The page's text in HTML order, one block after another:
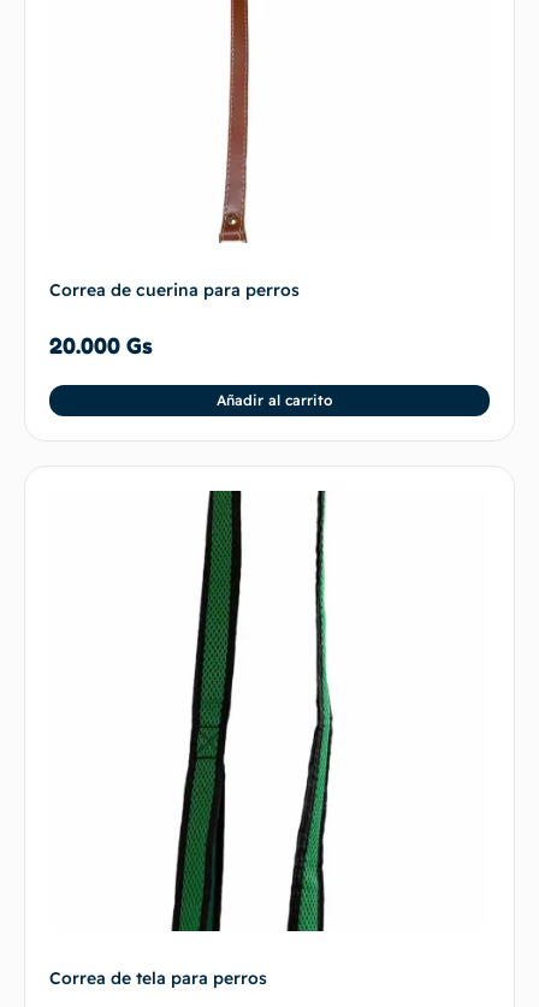
Correa de cuerina para perros
20.000 Gs
Añadir al carrito
Correa de tela para perros